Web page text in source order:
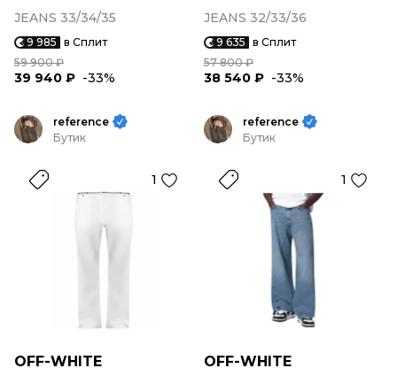
JEANS 33/34/35
9 985 в Сплит
59 900 ₽
39 940 ₽ -33%
JEANS 32/33/36
9 635 в Сплит
57 800 ₽
38 540 ₽ -33%
reference
Бутик
1
OFF-WHITE
reference
Бутик
1
OFF-WHITE